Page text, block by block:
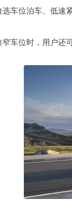
车位泊车、低速
车位时，用户还